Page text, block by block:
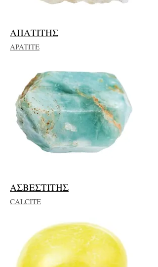
ΑΠΑΤΙΤΗΣ
APATITE
ΑΣΒΕΣΤΙΤΗΣ
CALCITE